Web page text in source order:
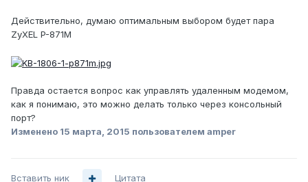
Действительно, думаю оптимальным выбором будет пара
ZyXEL P-871M
Правда остается вопрос как управлять удаленным модемом,
как я понимаю, это можно делать только через консольный
порт?
Изменено 15 марта, 2015 пользователем amper
Вставить ник Цитата